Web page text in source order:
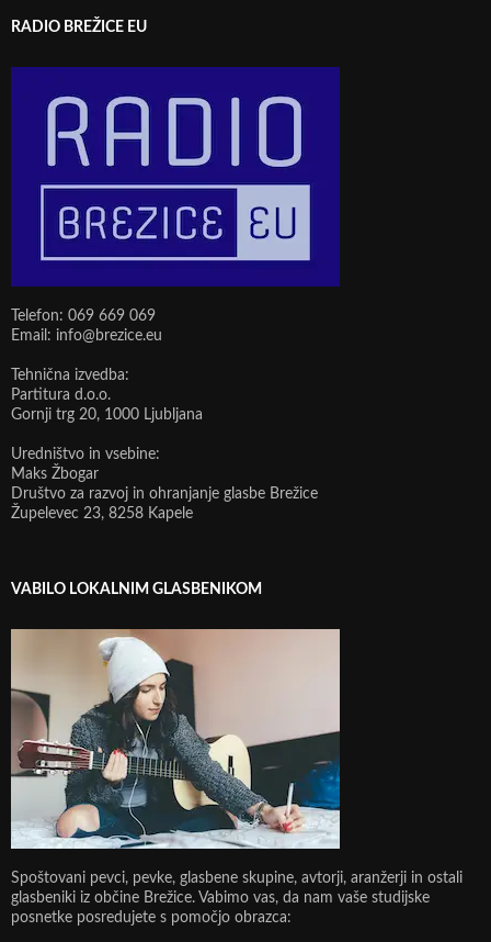
RADIO BREŽICE EU
Telefon: 069 669 069
Email: info@brezice.eu
Tehnična izvedba:
Partitura d.o.o.
Gornji trg 20, 1000 Ljubljana
Uredništvo in vsebine:
Maks Žbogar
Društvo za razvoj in ohranjanje glasbe Brežice
Župelevec 23, 8258 Kapele
VABILO LOKALNIM GLASBENIKOM
Spoštovani pevci, pevke, glasbene skupine, avtorji, aranžerji in ostali
glasbeniki iz občine Brežice. Vabimo vas, da nam vaše studijske
posnetke posredujete s pomočjo obrazca: